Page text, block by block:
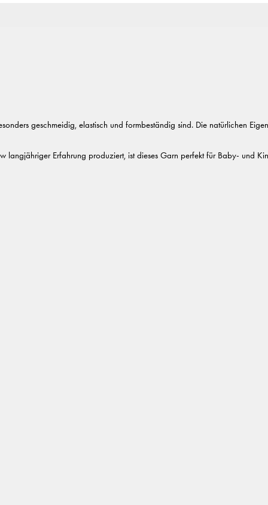
geschmeidig, elastisch und formbeständig sind. Die natürlichen
Erfahrung produziert, ist dieses Garn perfekt für Baby- und